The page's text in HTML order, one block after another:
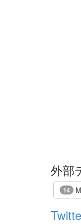
外部
14